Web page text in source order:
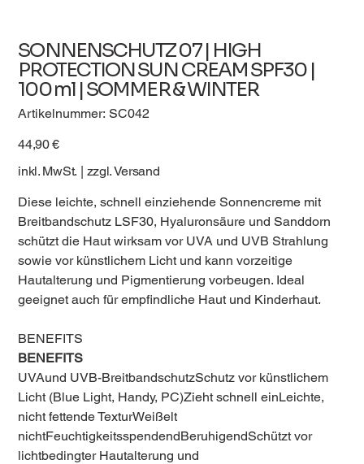
SONNENSCHUTZ 07 | HIGH
PROTECTION SUN CREAM SPF30 |
100 ml | SOMMER & WINTER
Artikelnummer: Artikelnummer:
SC042
SC042
44,90 €
inkl. MwSt. | zzgl. Versand
Diese leichte, schnell einziehende Sonnencreme mit
Breitbandschutz LSF30, Hyaluronsäure und Sanddorn
schützt die Haut wirksam vor UVA und UVB Strahlung
sowie vor künstlichem Licht und kann vorzeitige
Hautalterung und Pigmentierung vorbeugen. Ideal
geeignet auch für empfindliche Haut und Kinderhaut.
BENEFITS
BENEFITS
UVAund UVB-BreitbandschutzSchutz vor künstlichem
Licht (Blue Light, Handy, PC)Zieht schnell einLeichte,
nicht fettende TexturWeißelt
nichtFeuchtigkeitsspendendBeruhigendSchützt vor
lichtbedingter Hautalterung und